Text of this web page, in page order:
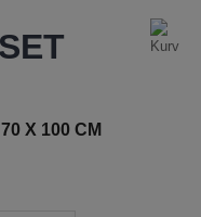
70 X 100 CM